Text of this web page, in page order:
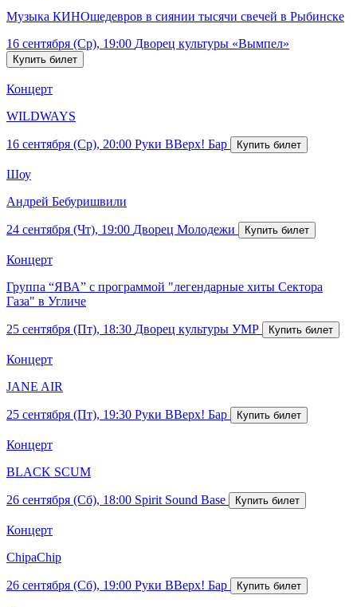
Музыка КИНОшедевров в сиянии тысячи свечей в Рыбинске
16 сентября (Ср), 19:00 Дворец культуры «Вымпел»
Концерт
WILDWAYS
16 сентября (Ср), 20:00 Руки ВВерх! Бар
Шоу
Андрей Бебуришвили
24 сентября (Чт), 19:00 Дворец Молодежи
Концерт
Группа “ЯВА” с программой "легендарные хиты Сектора
Газа" в Угличе
25 сентября (Пт), 18:30 Дворец культуры УМР
Концерт
JANE AIR
25 сентября (Пт), 19:30 Руки ВВерх! Бар
Концерт
BLACK SCUM
26 сентября (Сб), 18:00 Spirit Sound Base
Концерт
ChipaChip
26 сентября (Сб), 19:00 Руки ВВерх! Бар